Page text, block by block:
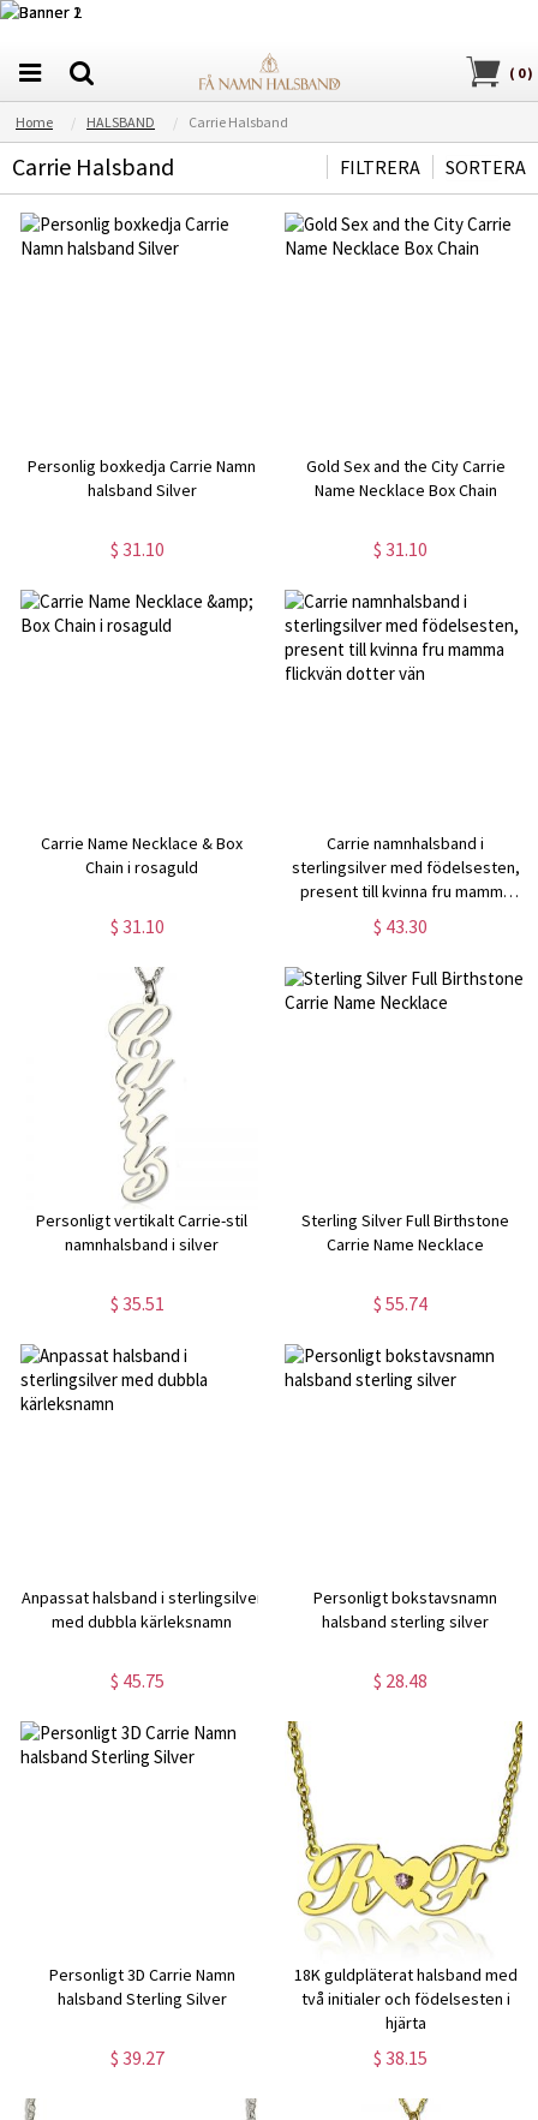
( 0)
Home HALSBAND Carrie Halsband
Carrie Halsband SORTERA
FILTRERA
Personlig boxkedja Carrie Namn
halsband Silver
$ 31.10
Gold Sex and the City Carrie
Name Necklace Box Chain
$ 31.10
Carrie Name Necklace & Box
Chain i rosaguld
$ 31.10
Carrie namnhalsband i
sterlingsilver med födelsesten,
present till kvinna fru mamma
flickvän dotter vän
$ 43.30
Personligt vertikalt Carrie-stil
namnhalsband i silver
$ 35.51
Sterling Silver Full Birthstone
Carrie Name Necklace
$ 55.74
Anpassat halsband i sterlingsilver
med dubbla kärleksnamn
$ 45.75
Personligt bokstavsnamn
halsband sterling silver
$ 28.48
Personligt 3D Carrie Namn
halsband Sterling Silver
$ 39.27
18K guldpläterat halsband med
två initialer och födelsesten i
hjärta
$ 38.15